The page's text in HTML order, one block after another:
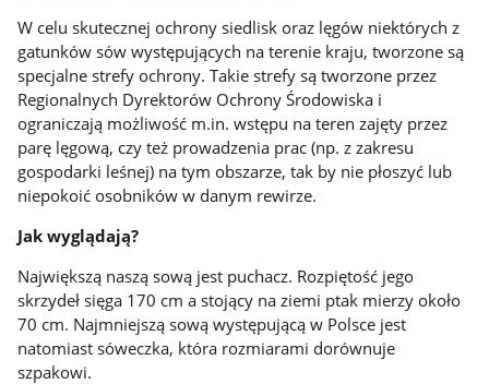
W celu skutecznej ochrony siedlisk oraz lęgów niektórych z
gatunków sów występujących na terenie kraju, tworzone są
specjalne strefy ochrony. Takie strefy są tworzone przez
Regionalnych Dyrektorów Ochrony Środowiska i
ograniczają możliwość m.in. wstępu na teren zajęty przez
parę lęgową, czy też prowadzenia prac (np. z zakresu
gospodarki leśnej) na tym obszarze, tak by nie płoszyć lub
niepokoić osobników w danym rewirze.
Jak wyglądają?
Największą naszą sową jest puchacz. Rozpiętość jego
skrzydeł sięga 170 cm a stojący na ziemi ptak mierzy około
70 cm. Najmniejszą sową występującą w Polsce jest
natomiast sóweczka, która rozmiarami dorównuje
szpakowi.